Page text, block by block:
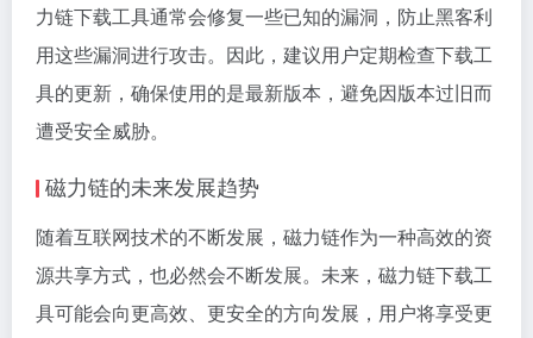
力链下载工具通常会修复一些已知的漏洞，防止黑客利
用这些漏洞进行攻击。因此，建议用户定期检查下载工
具的更新，确保使用的是最新版本，避免因版本过旧而
遭受安全威胁。
磁力链的未来发展趋势
随着互联网技术的不断发展，磁力链作为一种高效的资
源共享方式，也必然会不断发展。未来，磁力链下载工
具可能会向更高效、更安全的方向发展，用户将享受更